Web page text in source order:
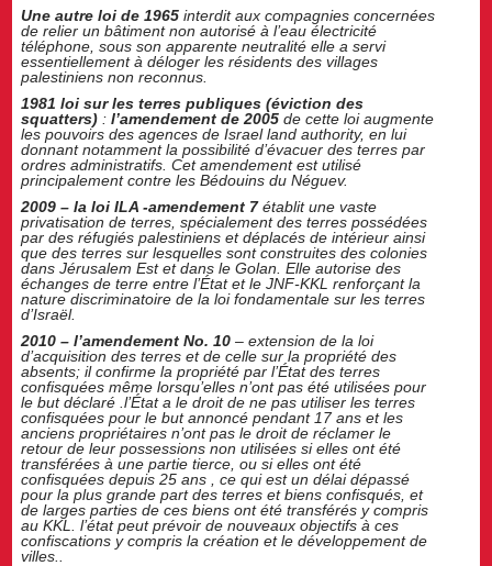
Une autre loi de 1965 interdit aux compagnies concernées
de relier un bâtiment non autorisé à l’eau électricité
téléphone, sous son apparente neutralité elle a servi
essentiellement à déloger les résidents des villages
palestiniens non reconnus.
1981 loi sur les terres publiques (éviction des
squatters) :l’amendement de 2005 de cette loi augmente
les pouvoirs des agences de Israel land authority, en lui
donnant notamment la possibilité d’évacuer des terres par
ordres administratifs. Cet amendement est utilisé
principalement contre les Bédouins du Néguev.
2009 – la loi ILA -amendement 7établit une vaste
privatisation de terres, spécialement des terres possédées
par des réfugiés palestiniens et déplacés de intérieur ainsi
que des terres sur lesquelles sont construites des colonies
dans Jérusalem Est et dans le Golan. Elle autorise des
échanges de terre entre l’État et le JNF-KKL renforçant la
nature discriminatoire de la loi fondamentale sur les terres
d’Israël.
2010 – l’amendement No. 10 – extension de la loi
d’acquisition des terres et de celle sur la propriété des
absents; il confirme la propriété par l’État des terres
confisquées même lorsqu’elles n’ont pas été utilisées pour
le but déclaré .l’État a le droit de ne pas utiliser les terres
confisquées pour le but annoncé pendant 17 ans et les
anciens propriétaires n’ont pas le droit de réclamer le
retour de leur possessions non utilisées si elles ont été
transférées à une partie tierce, ou si elles ont été
confisquées depuis 25 ans , ce qui est un délai dépassé
pour la plus grande part des terres et biens confisqués, et
de larges parties de ces biens ont été transférés y compris
au KKL. l’état peut prévoir de nouveaux objectifs à ces
confiscations y compris la création et le développement de
villes..